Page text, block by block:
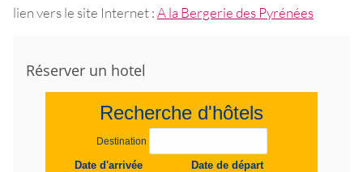
lien vers le site Internet :A la Bergerie des Pyrénées
Réserver un hotel
Recherche d'hôtels
Destination
Date d'arrivée Date de départ